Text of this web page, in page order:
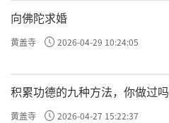
向佛陀求婚
黄盖寺 2026-04-29 10:24:05
积累功德的九种方法，你做过吗
黄盖寺 2026-04-27 15:22:37